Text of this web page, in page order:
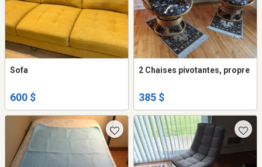
Sofa
600 $
2 Chaises pivotantes, propre
385 $